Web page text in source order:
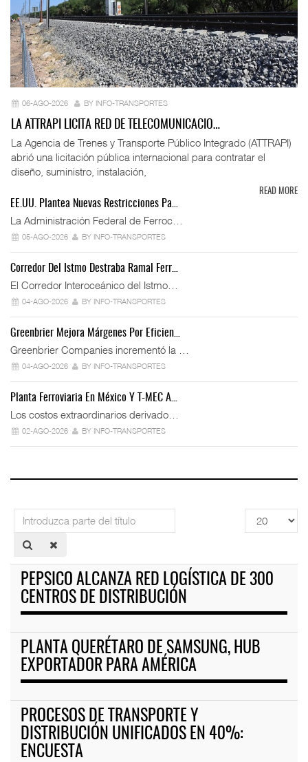
06-AGO-2026 BY INFO-TRANSPORTES
LA ATTRAPI LICITA RED DE TELECOMUNICACIO…
La Agencia de Trenes y Transporte Público Integrado (ATTRAPI)
abrió una licitación pública internacional para contratar el
diseño, suministro, instalación,
READ MORE
EE.UU. Plantea Nuevas Restricciones Pa…
La Administración Federal de Ferroc…
05-AGO-2026 BY INFO-TRANSPORTES
Corredor Del Istmo Destraba Ramal Ferr…
El Corredor Interoceánico del Istmo…
04-AGO-2026 BY INFO-TRANSPORTES
Greenbrier Mejora Márgenes Por Eficien…
Greenbrier Companies incrementó la …
04-AGO-2026 BY INFO-TRANSPORTES
Planta Ferroviaria En México Y T-MEC A…
Los costos extraordinarios derivado…
02-AGO-2026 BY INFO-TRANSPORTES
Introduzca
parte
del
Cantidad
a
PEPSICO ALCANZA RED LOGÍSTICA DE 300
CENTROS DE DISTRIBUCIÓN
PLANTA QUERÉTARO DE SAMSUNG, HUB
EXPORTADOR PARA AMÉRICA
PROCESOS DE TRANSPORTE Y
DISTRIBUCIÓN UNIFICADOS EN 40%:
ENCUESTA